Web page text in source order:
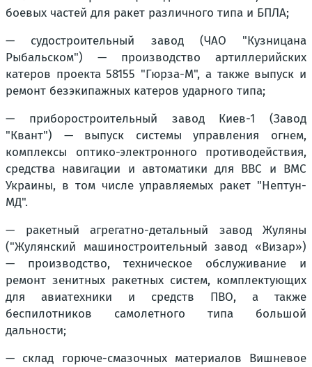
боевых частей для ракет различного типа и БПЛА;
— судостроительный завод (ЧАО "Кузницана
Рыбальском") — производство артиллерийских
катеров проекта 58155 "Гюрза-М", а также выпуск и
ремонт безэкипажных катеров ударного типа;
— приборостроительный завод Киев-1 (Завод
"Квант") — выпуск системы управления огнем,
комплексы оптико-электронного противодействия,
средства навигации и автоматики для ВВС и ВМС
Украины, в том числе управляемых ракет "Нептун-
МД".
— ракетный агрегатно-детальный завод Жуляны
("Жулянский машиностроительный завод «Визар»)
— производство, техническое обслуживание и
ремонт зенитных ракетных систем, комплектующих
для авиатехники и средств ПВО, а также
беспилотников самолетного типа большой
дальности;
— склад горюче-смазочных материалов Вишневое